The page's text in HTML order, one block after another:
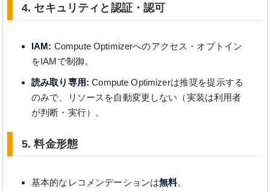
4. セキュリティと認証・認可
IAM: Compute Optimizerへのアクセス・オプトイン
をIAMで制御。
読み取り専用: Compute Optimizerは推奨を提示する
のみで、リソースを自動変更しない（実装は利用者
が判断・実行）。
5. 料金形態
基本的なレコメンデーションは無料。